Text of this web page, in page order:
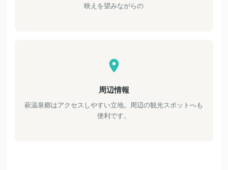
映えを望みながらの
周辺情報
萩温泉郷はアクセスしやすい立地。周辺の観光スポットへも
便利です。